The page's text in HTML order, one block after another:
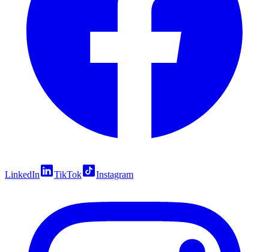
LinkedIn TikTok Instagram